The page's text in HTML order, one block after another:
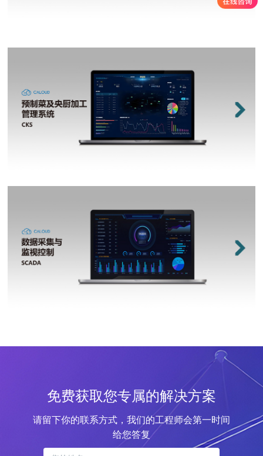
免费获取您专属的解决方案
请留下你的联系方式，我们的工程师会第一时间
给您答复